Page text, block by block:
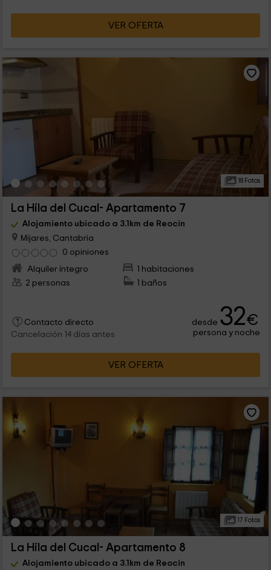
VER OFERTA
18 Fotos
La Hila del Cucal- Apartamento 7
Alojamiento ubicado a 3.1km de Reocin
Mijares, Cantabria
0 opiniones
Alquiler íntegro
1 habitaciones
2 personas
1 baños
Contacto directo
Cancelación 14 días antes
desde 32€
persona y noche
VER OFERTA
17 Fotos
La Hila del Cucal- Apartamento 8
Alojamiento ubicado a 3.1km de Reocin